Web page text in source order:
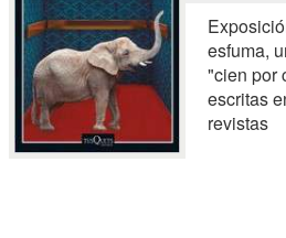
esfuma,
"cien por
escritas
revistas